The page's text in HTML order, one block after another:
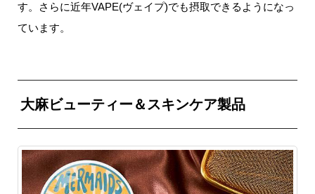
す。さらに近年VAPE(ヴェイプ)でも摂取できるようになっ
ています。
大麻ビューティー＆スキンケア製品